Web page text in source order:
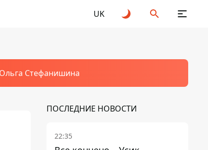
UK
Стефанишина
ПОСЛЕДНИЕ НОВОСТИ
22:35